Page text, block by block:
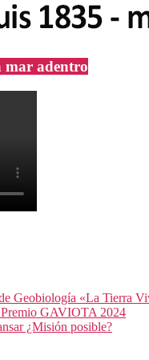
mar adentro
Geobiología «La Tierra
GAVIOTA 2024
¿Misión posible?